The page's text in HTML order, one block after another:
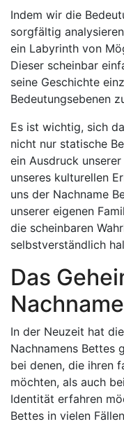
Indem wir die
sorgfältig
ein Labyrinth von
Dieser scheinbar
seine Geschichte
Bedeutungsebenen
Es ist wichtig, sich
nicht nur statische
ein Ausdruck
unseres kulturellen
uns der Nachname
unserer eigenen
die scheinbaren
selbstverständlich
Das
In der Neuzeit hat
Nachnamens Bettes
bei denen, die ihren
möchten, als auch
Identität erfahren
Bettes in vielen